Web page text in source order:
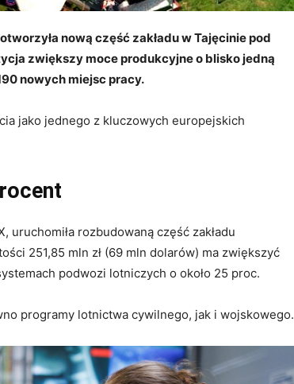
nową część zakładu w Tajęcinie pod
zwiększy moce produkcyjne o blisko jedną
nowych miejsc pracy.
jako jednego z kluczowych europejskich
uruchomiła rozbudowaną część zakładu
251,85 mln zł (69 mln dolarów) ma zwiększyć
podwozi lotniczych o około 25 proc.
programy lotnictwa cywilnego, jak i wojskowego.